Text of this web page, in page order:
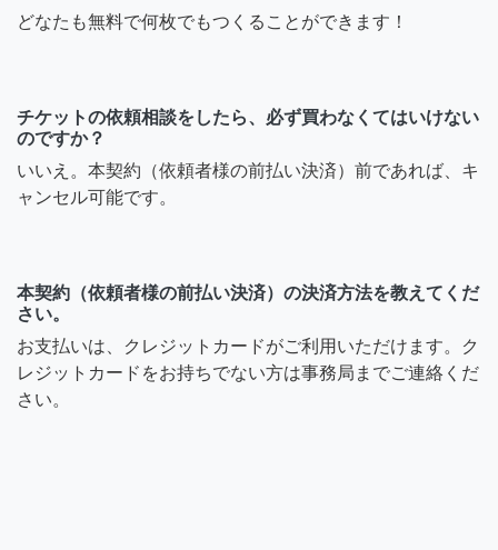
どなたも無料で何枚でもつくることができます！
チケットの依頼相談をしたら、必ず買わなくてはいけない
のですか？
いいえ。本契約（依頼者様の前払い決済）前であれば、キ
ャンセル可能です。
本契約（依頼者様の前払い決済）の決済方法を教えてくだ
さい。
お支払いは、クレジットカードがご利用いただけます。ク
レジットカードをお持ちでない方は事務局までご連絡くだ
さい。